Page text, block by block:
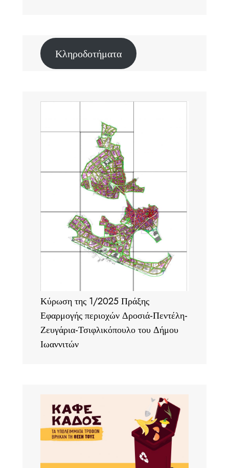
Κληροδοτήματα
Κύρωση της 1/2025 Πράξης
Εφαρμογής περιοχών Δροσιά-Πεντέλη-
Ζευγάρια-Τσιφλικόπουλο του Δήμου
Ιωαννιτών